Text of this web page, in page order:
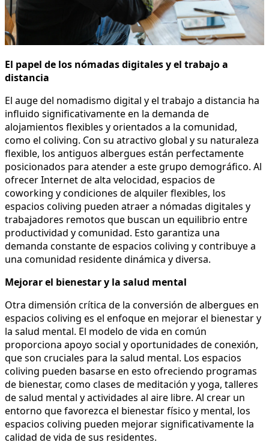
El papel de los nómadas digitales y el trabajo a
distancia
El auge del nomadismo digital y el trabajo a distancia ha
influido significativamente en la demanda de
alojamientos flexibles y orientados a la comunidad,
como el coliving. Con su atractivo global y su naturaleza
flexible, los antiguos albergues están perfectamente
posicionados para atender a este grupo demográfico. Al
ofrecer Internet de alta velocidad, espacios de
coworking y condiciones de alquiler flexibles, los
espacios coliving pueden atraer a nómadas digitales y
trabajadores remotos que buscan un equilibrio entre
productividad y comunidad. Esto garantiza una
demanda constante de espacios coliving y contribuye a
una comunidad residente dinámica y diversa.
Mejorar el bienestar y la salud mental
Otra dimensión crítica de la conversión de albergues en
espacios coliving es el enfoque en mejorar el bienestar y
la salud mental. El modelo de vida en común
proporciona apoyo social y oportunidades de conexión,
que son cruciales para la salud mental. Los espacios
coliving pueden basarse en esto ofreciendo programas
de bienestar, como clases de meditación y yoga, talleres
de salud mental y actividades al aire libre. Al crear un
entorno que favorezca el bienestar físico y mental, los
espacios coliving pueden mejorar significativamente la
calidad de vida de sus residentes.